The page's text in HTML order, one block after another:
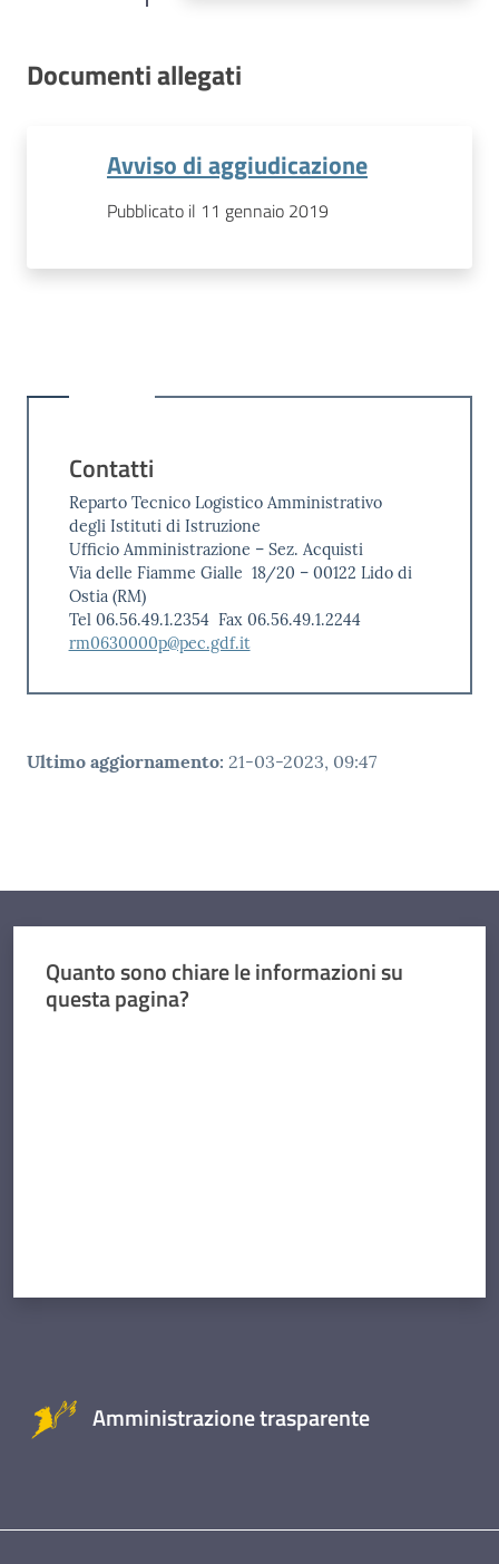
Documenti allegati
Avviso di aggiudicazione
Pubblicato il 11 gennaio 2019
Contatti
Reparto Tecnico Logistico Amministrativo
degli Istituti di Istruzione
Ufficio Amministrazione – Sez. Acquisti
Via delle Fiamme Gialle 18/20 – 00122 Lido di
Ostia (RM)
Tel 06.56.49.1.2354 Fax 06.56.49.1.2244
rm0630000p@pec.gdf.it
Ultimo aggiornamento: 21-03-2023, 09:47
Quanto sono chiare le informazioni su
questa pagina?
Amministrazione trasparente